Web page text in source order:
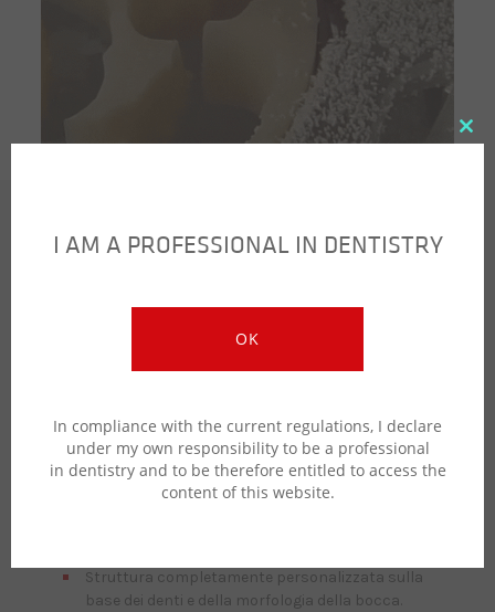
(Italiano)
Realizzata in cr/co laser melting e, su richiesta,
Struttura completamente personalizzata sulla
base dei denti e della morfologia della bocca.
I AM A PROFESSIONAL IN DENTISTRY
OK
In compliance with the current regulations, I declare
under my own responsibility to be a professional
in dentistry and to be therefore entitled to access the
content of this website.